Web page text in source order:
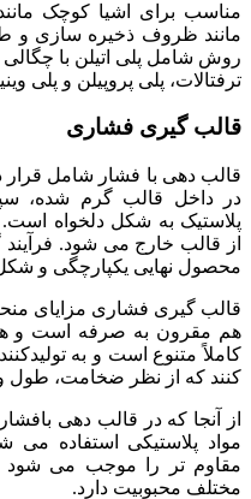
مناسب برای اشیا کوچک
مانند ظروف ذخیره سازی و
روش شامل پلی اتیلن با چگالی
ترفتالات، پلی پروپیلن و پلی
قالب گیری فشاری
قالب دهی با فشار شامل قرار
در داخل قالب گرم شده،
پلاستیک به شکل دلخواه
از قالب خارج می شود.
محصول نهایی یکپارچگی و
قالب گیری فشاری مزایای
هم مقرون به صرفه است و هم
کاملاً متنوع است و به
کنند که از نظر ضخامت، طول و
از آنجا که در قالب دهی
مواد پلاستیکی استفاده می
مقاوم تر را موجب می شود
مختلف محبوبیت دارد.